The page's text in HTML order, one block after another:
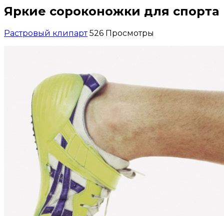
Яркие сороконожки для спорта
Растровый клипарт 526 Просмотры